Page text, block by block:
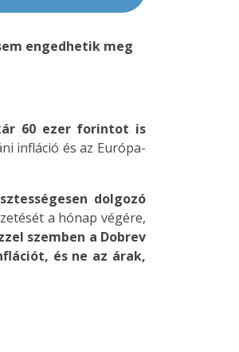
engedhetik meg
60 ezer forintot is
infláció és az Európa-
dolgozó
a hónap végére,
szemben a Dobrev
és ne az árak,